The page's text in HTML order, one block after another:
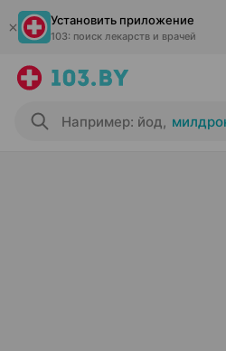
Установить приложение
103: поиск лекарств и врачей
Например: йод,